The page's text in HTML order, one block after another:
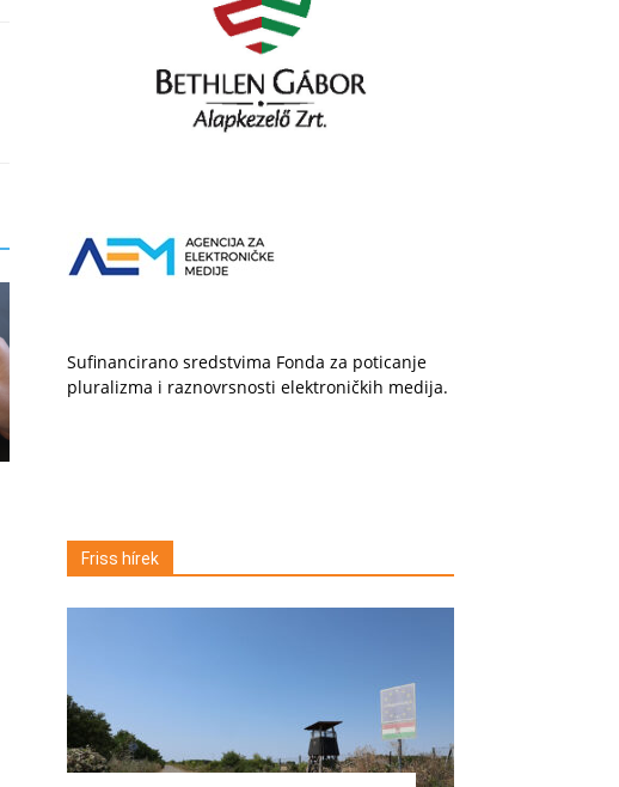
Sufinancirano sredstvima Fonda za poticanje
pluralizma i raznovrsnosti elektroničkih medija.
Friss hírek